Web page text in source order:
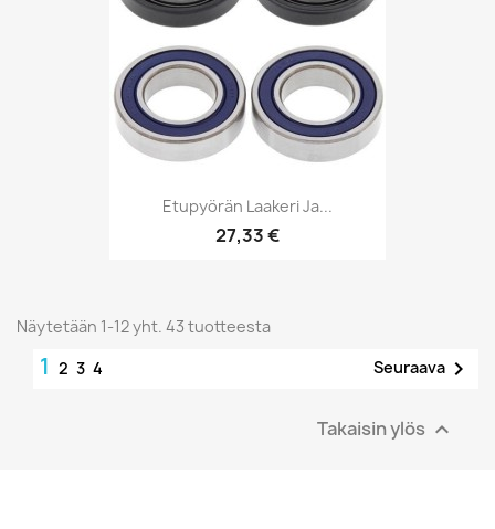
Etupyörän Laakeri Ja...
27,33 €
Näytetään 1-12 yht. 43 tuotteesta
1 2 3 4 Seuraava 
Takaisin ylös 